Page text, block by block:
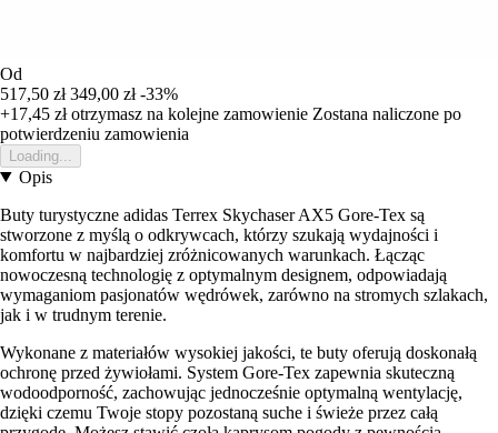
Od
517,50 zł 349,00 zł -33%
+17,45 złotrzymasz na kolejne zamowienie Zostana naliczone po
potwierdzeniu zamowienia
Loading...
Opis
Buty turystyczne adidas Terrex Skychaser AX5 Gore-Tex są
stworzone z myślą o odkrywcach, którzy szukają wydajności i
komfortu w najbardziej zróżnicowanych warunkach. Łącząc
nowoczesną technologię z optymalnym designem, odpowiadają
wymaganiom pasjonatów wędrówek, zarówno na stromych szlakach,
jak i w trudnym terenie.
Wykonane z materiałów wysokiej jakości, te buty oferują doskonałą
ochronę przed żywiołami. System Gore-Tex zapewnia skuteczną
wodoodporność, zachowując jednocześnie optymalną wentylację,
dzięki czemu Twoje stopy pozostaną suche i świeże przez całą